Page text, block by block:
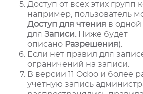
Доступ от всех этих групп
например, пользователь
Доступ для чтения в одной
для Записи. Ниже будет
описано Разрешения).
Если нет правил для
ограничений на записи.
В версии 11 Odoo и более
учетную запись